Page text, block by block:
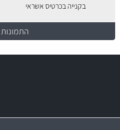
בקנייה בכרטיס אשראי
משלוח מהיר